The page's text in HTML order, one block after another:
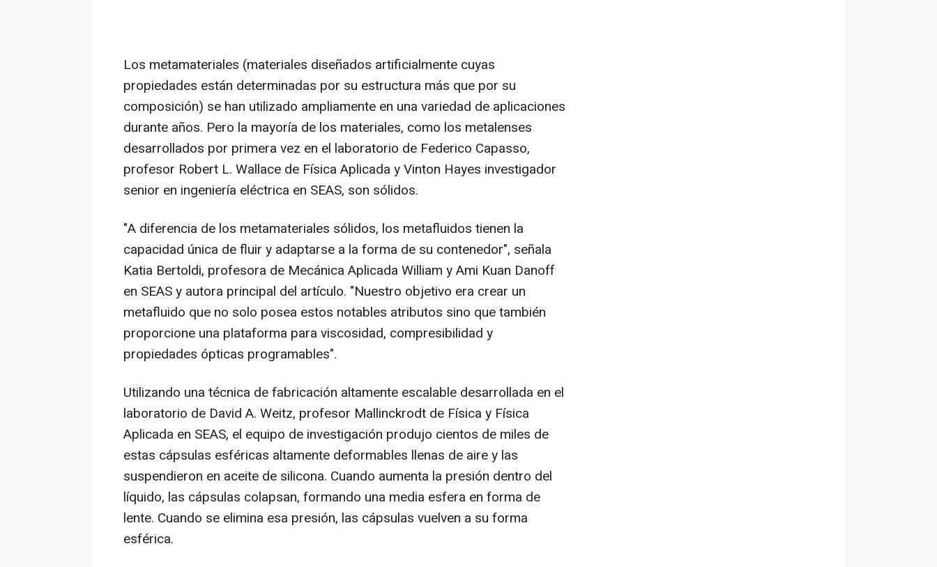
Los metamateriales (materiales diseñados artificialmente cuyas
propiedades están determinadas por su estructura más que por su
composición) se han utilizado ampliamente en una variedad de aplicaciones
durante años. Pero la mayoría de los materiales, como los metalenses
desarrollados por primera vez en el laboratorio de Federico Capasso,
profesor Robert L. Wallace de Física Aplicada y Vinton Hayes investigador
senior en ingeniería eléctrica en SEAS, son sólidos.
"A diferencia de los metamateriales sólidos, los metafluidos tienen la
capacidad única de fluir y adaptarse a la forma de su contenedor", señala
Katia Bertoldi, profesora de Mecánica Aplicada William y Ami Kuan Danoff
en SEAS y autora principal del artículo. "Nuestro objetivo era crear un
metafluido que no solo posea estos notables atributos sino que también
proporcione una plataforma para viscosidad, compresibilidad y
propiedades ópticas programables".
Utilizando una técnica de fabricación altamente escalable desarrollada en el
laboratorio de David A. Weitz, profesor Mallinckrodt de Física y Física
Aplicada en SEAS, el equipo de investigación produjo cientos de miles de
estas cápsulas esféricas altamente deformables llenas de aire y las
suspendieron en aceite de silicona. Cuando aumenta la presión dentro del
líquido, las cápsulas colapsan, formando una media esfera en forma de
lente. Cuando se elimina esa presión, las cápsulas vuelven a su forma
esférica.